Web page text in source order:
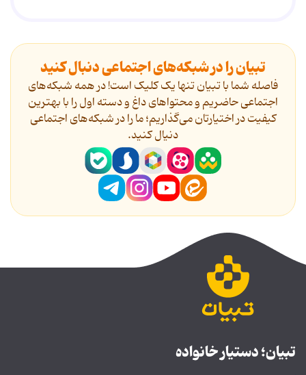
تبیان را در شبکه‌های اجتماعی دنبال کنید
فاصله شما با تبیان تنها یک کلیک است! در همه شبکه‌های
اجتماعی حاضریم و محتواهای داغ و دسته اول را با بهترین
کیفیت در اختیارتان می‌گذاریم؛ ما را در شبکه‌های اجتماعی
دنیال کنید.
تبیان؛ دستیار خانواده